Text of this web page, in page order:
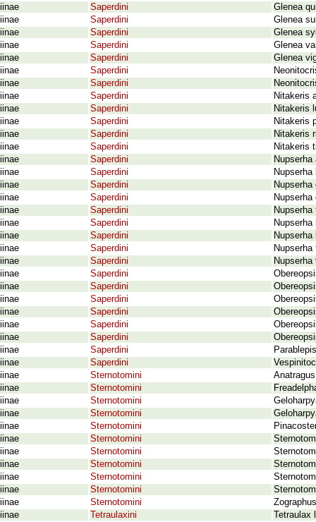
Saperdini
Glenea
Saperdini
Glenea
Saperdini
Glenea
Saperdini
Glenea
Saperdini
Glenea
Saperdini
Saperdini
Saperdini
Nitakeris
Saperdini
Nitakeris
Saperdini
Nitakeris
Saperdini
Nitakeris
Saperdini
Nitakeris
Saperdini
Saperdini
Saperdini
Saperdini
Saperdini
Saperdini
Saperdini
Saperdini
Saperdini
Saperdini
Saperdini
Saperdini
Saperdini
Saperdini
Saperdini
Saperdini
Saperdini
Sternotomini
Sternotomini
Sternotomini
Sternotomini
Sternotomini
Sternotomini
Sternotomini
Sternotomini
Sternotomini
Sternotomini
Sternotomini
Tetraulaxini